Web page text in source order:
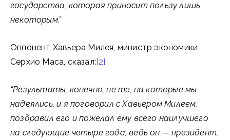
государства, которая приносит пользу лишь
некоторым.”
Оппонент Хавьера Милея, министр экономики
Серхио Маса, сказал:[2]
“Результаты, конечно, не те, на которые мы
надеялись, и я поговорил с Хавьером Милеем,
поздравил его и пожелал ему всего наилучшего
на следующие четыре года, ведь он — президент,